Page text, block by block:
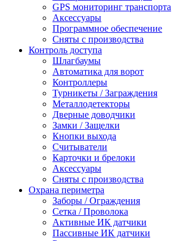
GPS мониторинг транспорта
Аксессуары
Программное обеспечение
Сняты с производства
Контроль доступа
Шлагбаумы
Автоматика для ворот
Контроллеры
Турникеты / Заграждения
Металлодетекторы
Дверные доводчики
Замки / Защелки
Кнопки выхода
Считыватели
Карточки и брелоки
Аксессуары
Сняты с производства
Охрана периметра
Заборы / Ограждения
Сетка / Проволока
Активные ИК датчики
Пассивные ИК датчики